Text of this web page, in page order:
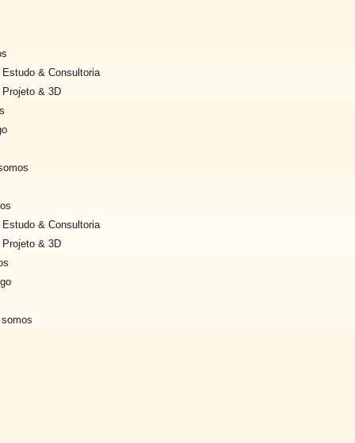
Estudo & Consultoria
Projeto & 3D
Estudo & Consultoria
Projeto & 3D